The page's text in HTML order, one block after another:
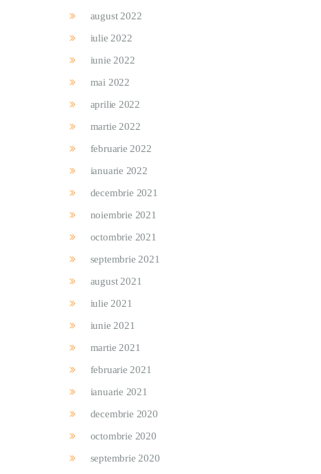
august 2022
iulie 2022
iunie 2022
mai 2022
aprilie 2022
martie 2022
februarie 2022
ianuarie 2022
decembrie 2021
noiembrie 2021
octombrie 2021
septembrie 2021
august 2021
iulie 2021
iunie 2021
martie 2021
februarie 2021
ianuarie 2021
decembrie 2020
octombrie 2020
septembrie 2020